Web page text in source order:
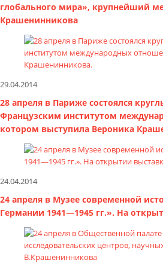
глобального мира», крупнейший
Крашенинникова
29.04.2014
28 апреля в Париже состоялся
Французским институтом
котором выступила Вероника
24.04.2014
24 апреля в Музее современной
Германии 1941—1945 гг.». На